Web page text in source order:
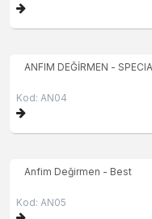
ANFIM DEĞİRMEN -
Kod: AN04
Anfim Değirmen - Best
Kod: AN05